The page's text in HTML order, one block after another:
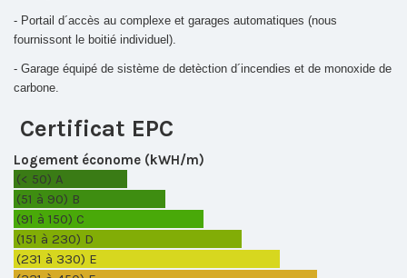
- Portail d´accès au complexe et garages automatiques (nous
fournissont le boitié individuel).
- Garage équipé de sistème de detèction d´incendies et de monoxide de
carbone.
Certificat EPC
Logement économe (kWH/m)
(< 50) A
(51 à 90) B
(91 à 150) C
(151 à 230) D
(231 à 330) E